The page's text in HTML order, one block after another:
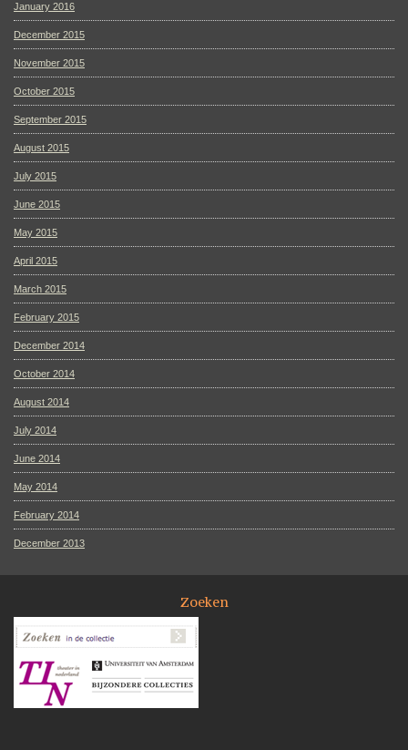
January 2016
December 2015
November 2015
October 2015
September 2015
August 2015
July 2015
June 2015
May 2015
April 2015
March 2015
February 2015
December 2014
October 2014
August 2014
July 2014
June 2014
May 2014
February 2014
December 2013
Zoeken